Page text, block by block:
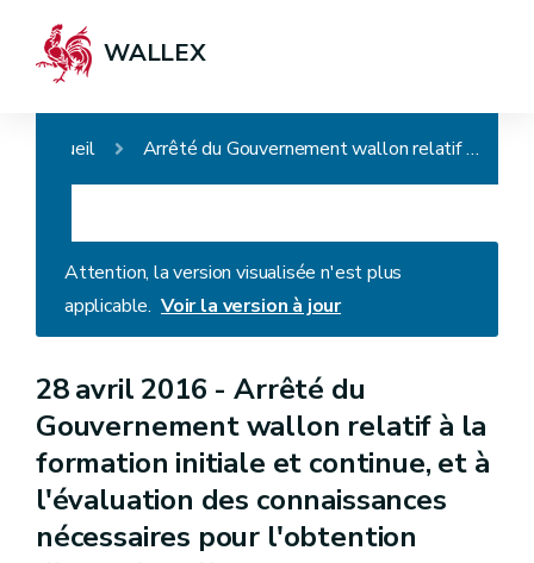
WALLEX
Accueil Arrêté du Gouvernement wallon relatif à la formation initiale et continue, et à l'évaluation des connaissances nécessaires pour l'obtention d'une phytolicence
Attention, la version visualisée n'est plus
applicable. Voir la version à jour
28 avril 2016 -Arrêté du
Gouvernement wallon relatif à la
formation initiale et continue, et à
l'évaluation des connaissances
nécessaires pour l'obtention